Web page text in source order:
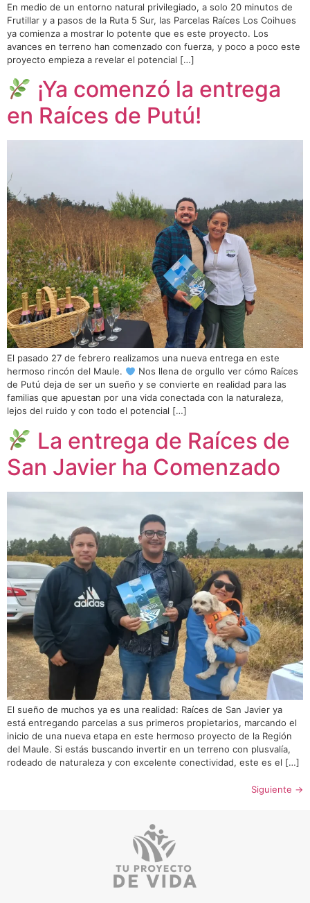
En medio de un entorno natural privilegiado, a solo 20 minutos de
Frutillar y a pasos de la Ruta 5 Sur, las Parcelas Raíces Los Coihues
ya comienza a mostrar lo potente que es este proyecto. Los
avances en terreno han comenzado con fuerza, y poco a poco este
proyecto empieza a revelar el potencial […]
¡Ya comenzó la entrega
en Raíces de Putú!
El pasado 27 de febrero realizamos una nueva entrega en este
hermoso rincón del Maule.
Nos llena de orgullo ver cómo Raíces
de Putú deja de ser un sueño y se convierte en realidad para las
familias que apuestan por una vida conectada con la naturaleza,
lejos del ruido y con todo el potencial […]
La entrega de Raíces de
San Javier ha Comenzado
El sueño de muchos ya es una realidad: Raíces de San Javier ya
está entregando parcelas a sus primeros propietarios, marcando el
inicio de una nueva etapa en este hermoso proyecto de la Región
del Maule. Si estás buscando invertir en un terreno con plusvalía,
rodeado de naturaleza y con excelente conectividad, este es el […]
Siguiente →